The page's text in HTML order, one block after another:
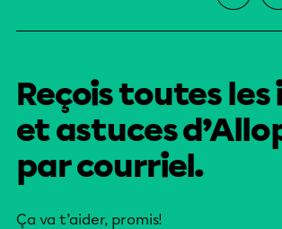
Reçois toutes les
et astuces
par courriel.
Ça va t’aider, promis!